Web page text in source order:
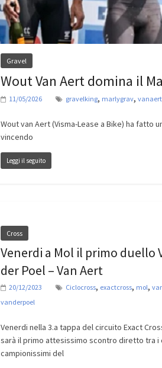
Gravel
Wout Van Aert domina il
11/05/2026 gravelking, marlygrav, vanaert
Wout van Aert (Visma-Lease a Bike) ha fatto
vincendo
Leggi il seguito
Cross
Venerdi a Mol il primo duello
der Poel – Van Aert
20/12/2023 Ciclocross, exactcross, mol,
vanderpoel
Venerdi nella 3.a tappa del circuito Exact
sarà il primo attesissimo scontro diretto tra i
campionissimi del